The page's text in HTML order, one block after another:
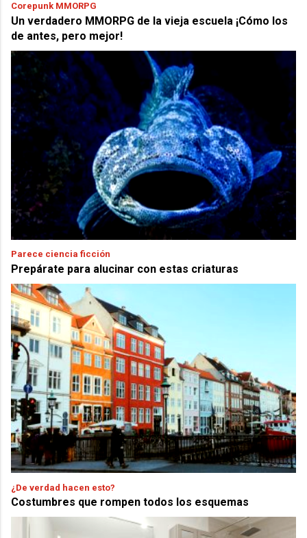
Corepunk MMORPG
Un verdadero MMORPG de la vieja escuela ¡Cómo los
de antes, pero mejor!
Parece ciencia ficción
Prepárate para alucinar con estas criaturas
¿De verdad hacen esto?
Costumbres que rompen todos los esquemas